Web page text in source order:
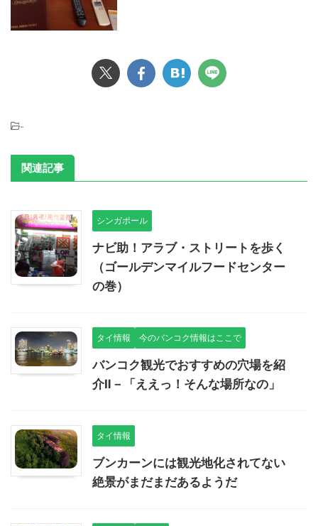
-
関連記事
シンガポール
ナビ助！アラブ・ストリートを歩く
（ゴールデンマイルフードセンター
の巻）
タイ情報 今のバンコク情報はここで
バンコク観光でおすすめの穴場を紹
介Ⅱ－「ええっ！そんな場所なの」
タイ情報
ブンカーンには観光地化されてない
絶景がまだまだあるようだ